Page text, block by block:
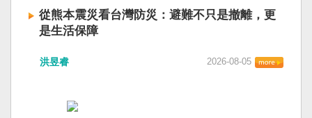
從熊本震災看台灣防災：避難不只是撤離，更
是生活保障
洪昱睿 2026-08-05